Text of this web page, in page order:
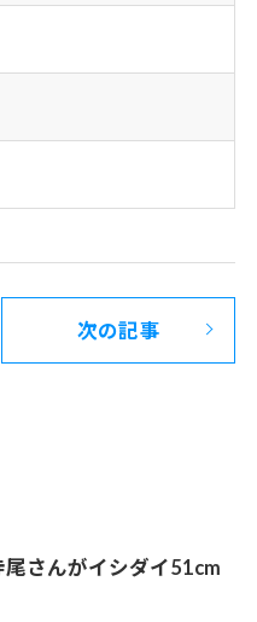
次の記事
さんがイシダイ51cm